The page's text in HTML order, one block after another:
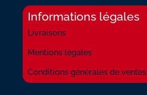
Informations légales
Livraisons
Mentions légales
Conditions générales de ventes